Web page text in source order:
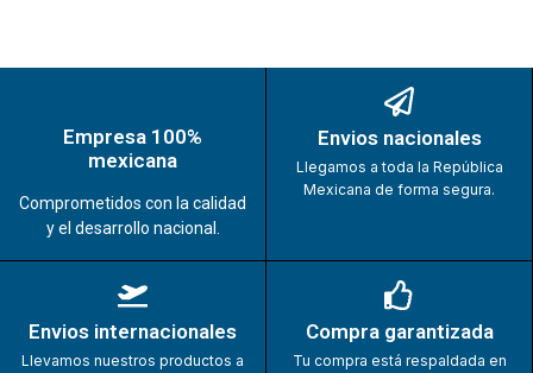
Empresa 100%
mexicana
Comprometidos con la calidad
y el desarrollo nacional.
Envios nacionales
Llegamos a toda la República
Mexicana de forma segura.
Envios internacionales
Llevamos nuestros productos a
Compra garantizada
Tu compra está respaldada en